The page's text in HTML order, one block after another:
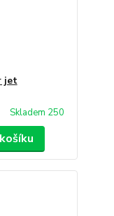
jet
Skladem 250